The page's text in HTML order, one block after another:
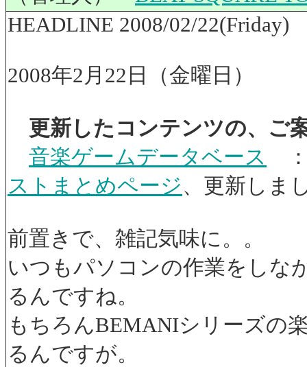
HEADLINE 2008/02/22(Friday)
2008年2月22日（金曜日）
更新したコンテンツの、ご
音楽ゲームデータベース
ストまとめページ、更新しま
前置きで、雑記気味に。。
いつもパソコンの作業をしな
るんですね。
もちろんBEMANIシリーズの
るんですが。